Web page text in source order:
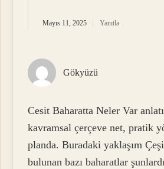
Mayıs 11, 2025 Yanıtla
Gökyüzü
Cesit Baharatta Neler Var
kavramsal çerçeve net, pratik
planda. Buradaki yaklaşım
bulunan bazı baharatlar